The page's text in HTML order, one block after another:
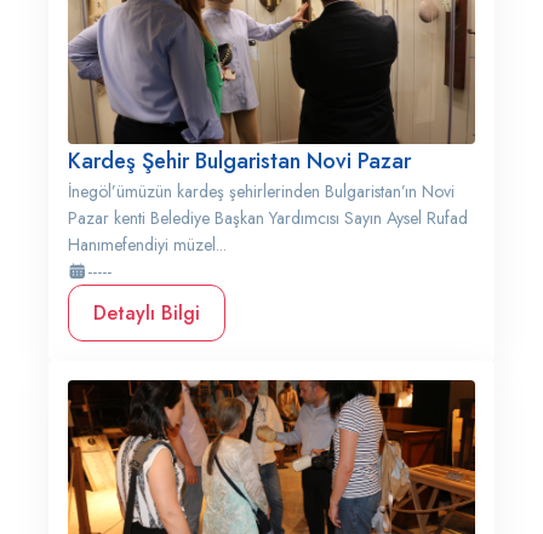
Kardeş Şehir Bulgaristan Novi Pazar
İnegöl’ümüzün kardeş şehirlerinden Bulgaristan’ın Novi
Pazar kenti Belediye Başkan Yardımcısı Sayın Aysel Rufad
Hanımefendiyi müzel...
-----
Detaylı Bilgi